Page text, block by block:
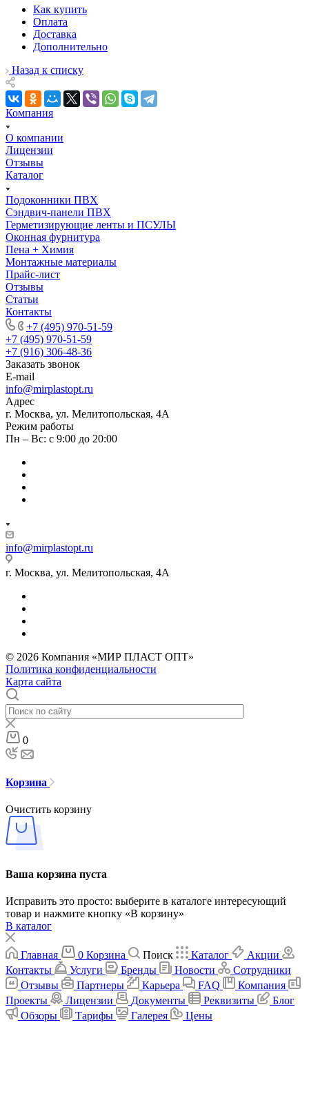
Как купить
Оплата
Доставка
Дополнительно
Назад к списку
Компания
О компании
Лицензии
Отзывы
Каталог
Подоконники ПВХ
Сэндвич-панели ПВХ
Герметизирующие ленты и ПСУЛЫ
Оконная фурнитура
Пена + Химия
Монтажные материалы
Прайс-лист
Отзывы
Статьи
Контакты
+7 (495) 970-51-59
+7 (495) 970-51-59
+7 (916) 306-48-36
Заказать звонок
E-mail
info@mirplastopt.ru
Адрес
г. Москва, ул. Мелитопольская, 4А
Режим работы
Пн – Вс: с 9:00 до 20:00
info@mirplastopt.ru
г. Москва, ул. Мелитопольская, 4А
© 2026 Компания «МИР ПЛАСТ ОПТ»
Политика конфиденциальности
Карта сайта
0
Корзина
Очистить корзину
Ваша корзина пуста
Исправить это просто: выберите в каталоге интересующий
товар и нажмите кнопку «В корзину»
В каталог
Главная 0 Корзина Поиск Каталог
Акции
Контакты
Услуги Бренды Новости
Сотрудники
Отзывы
Партнеры Карьера FAQ
Компания
Проекты
Лицензии Документы Реквизиты
Блог
Обзоры
Тарифы Галерея Цены